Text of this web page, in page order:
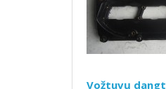
Vožtuvų